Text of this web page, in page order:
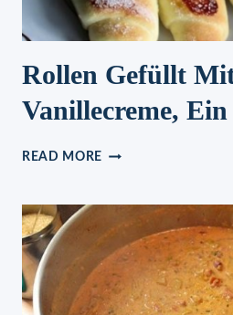
Rollen Gefüllt
Vanillecreme,
READ MORE ROLLEN
VANILLECREME,
EIN
TRAUM
!